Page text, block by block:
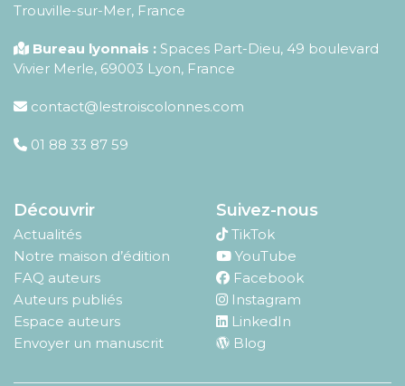
Trouville-sur-Mer, France
Bureau lyonnais : Spaces Part-Dieu, 49 boulevard
Vivier Merle, 69003 Lyon, France
contact@lestroiscolonnes.com
01 88 33 87 59
Découvrir
Actualités
Notre maison d’édition
FAQ auteurs
Auteurs publiés
Espace auteurs
Envoyer un manuscrit
Suivez-nous
TikTok
YouTube
Facebook
Instagram
LinkedIn
Blog